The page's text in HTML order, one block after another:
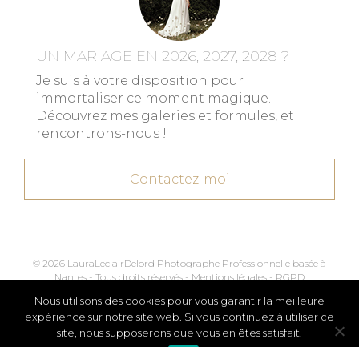
UN MARIAGE EN 2026, 2027, 2028 ?
Je suis à votre disposition pour
immortaliser ce moment magique.
Découvrez mes galeries et formules, et
rencontrons-nous !
Contactez-moi
© 2026 LauraLeclairDelord Photographe Professionnelle basée à
Nantes - Tous droits réservés - Mentions légales - RGPD
Kroox.ioMarketing, Creative & Digital
Nous utilisons des cookies pour vous garantir la meilleure
expérience sur notre site web. Si vous continuez à utiliser ce
site, nous supposerons que vous en êtes satisfait.